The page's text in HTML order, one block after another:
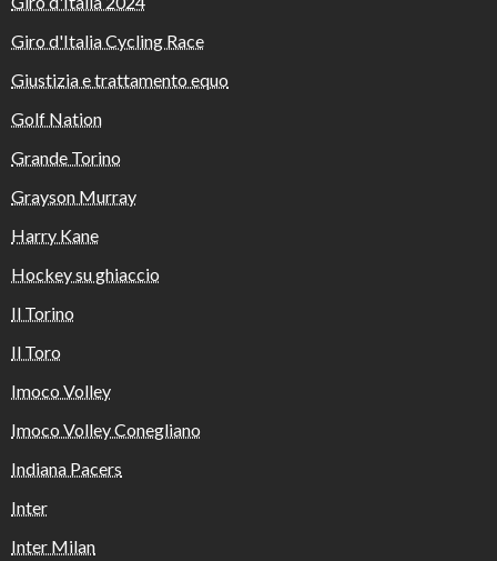
Giro d'Italia Cycling Race
Giustizia e trattamento equo
Golf Nation
Grande Torino
Grayson Murray
Harry Kane
Hockey su ghiaccio
Il Torino
Il Toro
Imoco Volley
Imoco Volley Conegliano
Indiana Pacers
Inter
Inter Milan